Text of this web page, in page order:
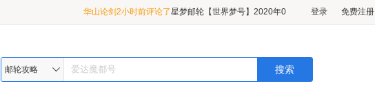
登录 免费注册
华山论剑2小时前评论了星梦邮轮【世界梦号】2020年0
行
【海洋光谱号】2020年07月21日/08月10日从上海出发
到日本那霸（冲绳） 5天4晚特价游轮旅行
漪凝彦歆1小时前评论了歌诗达邮轮【赛琳娜号】2020年
01月31日 天津出发 天津-长崎（过夜）6天5晚特价游轮
邮轮攻略